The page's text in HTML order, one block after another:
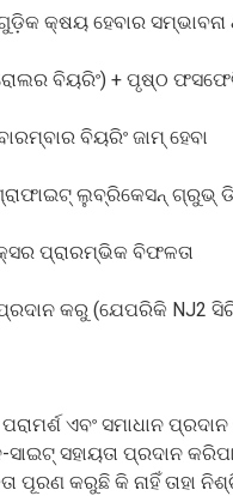
ହେବାର ସମ୍ଭାବନା
ବିୟରିଂ) + ପୃଷ୍ଠ
ବିୟରିଂ ଜାମ୍ ହେବା
ଲୁବ୍ରିକେସନ୍ ଗ୍ରୁଭ୍
ପ୍ରାରମ୍ଭିକ ବିଫଳତା
କରୁ (ଯେପରିକି NJ2
ଏବଂ ସମାଧାନ
ସହାୟତା ପ୍ରଦାନ
ପୂରଣ କରୁଛି କି ନାହିଁ ତାହା